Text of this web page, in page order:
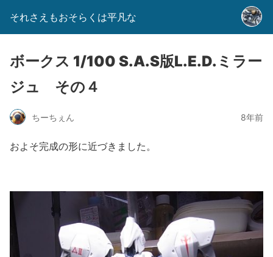
それさえもおそらくは平凡な
ボークス 1/100 S.A.S版L.E.D.ミラー
ジュ その４
ちーちぇん 8年前
およそ完成の形に近づきました。